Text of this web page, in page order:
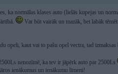
ka normālas klases auto (lielās kupejas un
Var būt vairāk un mazāk, bet labāk
opeli, kaut vai to pašu opel vectra, tad izmaksas
nenozīmē, ka tev ir jāpērk auto par 2500Ls
ienākumus un ienākumu līmeni!